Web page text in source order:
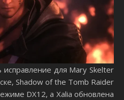
для Mary Skelter
Shadow of the Tomb Raider
DX12, а Xalia обновлена